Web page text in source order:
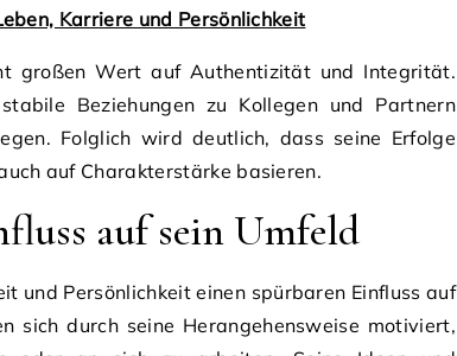
Karriere und Persönlichkeit
großen Wert auf Authentizität und Integrität.
Beziehungen zu Kollegen und Partnern
Folglich wird deutlich, dass seine Erfolge
auf Charakterstärke basieren.
auf sein Umfeld
und Persönlichkeit einen spürbaren Einfluss auf
sich durch seine Herangehensweise motiviert,